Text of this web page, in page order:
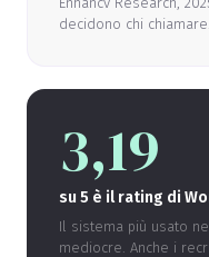
decidono chi chiamare.
3,19
su 5 è il rating di
Il sistema più usato
mediocre. Anche i